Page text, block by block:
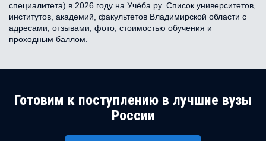
специалитета) в 2026 году на Учёба.ру. Список университетов,
институтов, академий, факультетов Владимирской области с
адресами, отзывами, фото, стоимостью обучения и
проходным баллом.
Готовим к поступлению в лучшие вузы
России